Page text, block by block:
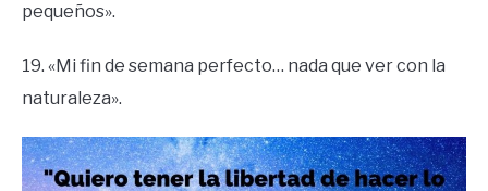
pequeños».
19. «Mi fin de semana perfecto… nada que ver con la
naturaleza».